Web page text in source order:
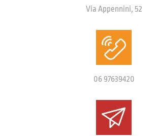
Via Appennini, 52
06 97639420